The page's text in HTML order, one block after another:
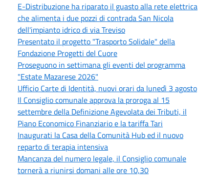
E-Distribuzione ha riparato il guasto alla rete elettrica
che alimenta i due pozzi di contrada San Nicola
dell'impianto idrico di via Treviso
Presentato il progetto "Trasporto Solidale" della
Fondazione Progetti del Cuore
Proseguono in settimana gli eventi del programma
"Estate Mazarese 2026"
Ufficio Carte di Identità, nuovi orari da lunedì 3 agosto
Il Consiglio comunale approva la proroga al 15
settembre della Definizione Agevolata dei Tributi, il
Piano Economico Finanziario e la tariffa Tari
Inaugurati la Casa della Comunità Hub ed il nuovo
reparto di terapia intensiva
Mancanza del numero legale, il Consiglio comunale
tornerà a riunirsi domani alle ore 10,30